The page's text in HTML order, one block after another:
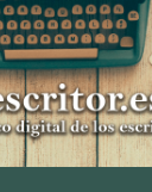
escritores